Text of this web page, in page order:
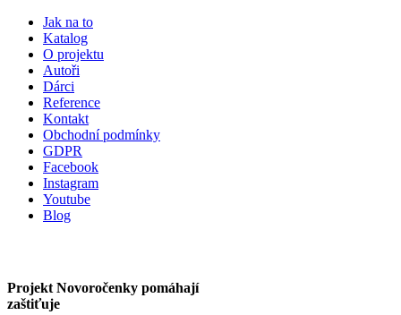
Jak na to
Katalog
O projektu
Autoři
Dárci
Reference
Kontakt
Obchodní podmínky
GDPR
Facebook
Instagram
Youtube
Blog
Projekt Novoročenky pomáhají
zaštiťuje